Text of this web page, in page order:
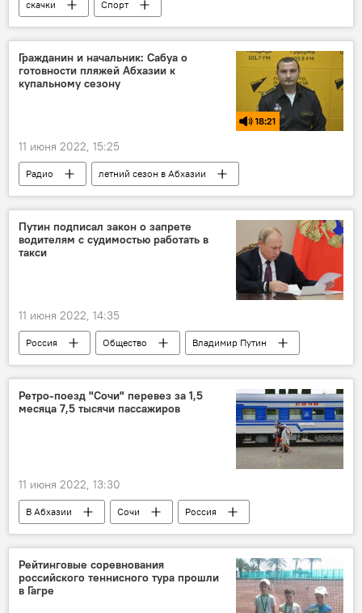
скачки
Спорт
Краснодарский край
Абхазия
Гражданин и начальник: Сабуа о
готовности пляжей Абхазии к
купальному сезону
18:21
11 июня 2022, 15:25
Радио
летний сезон в Абхазии
отдых у моря
пляжи
Путин подписал закон о запрете
водителям с судимостью работать в
такси
11 июня 2022, 14:35
Россия Общество Владимир Путин
Ретро-поезд "Сочи" перевез за 1,5
месяца 7,5 тысячи пассажиров
11 июня 2022, 13:30
В Абхазии Сочи
Россия
туристы
Абхазия Отдых в Абхазии
Рейтинговые соревнования
российского теннисного тура прошли
в Гагре